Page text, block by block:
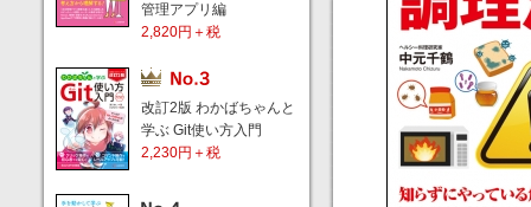
管理アプリ編
2,820円＋税
改訂2版 わかばちゃんと
学ぶ Git使い方入門
2,230円＋税